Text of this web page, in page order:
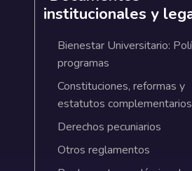
institucionales y
Bienestar Universitario:
programas
Constituciones, reformas y
estatutos complementarios
Derechos pecuniarios
Otros reglamentos